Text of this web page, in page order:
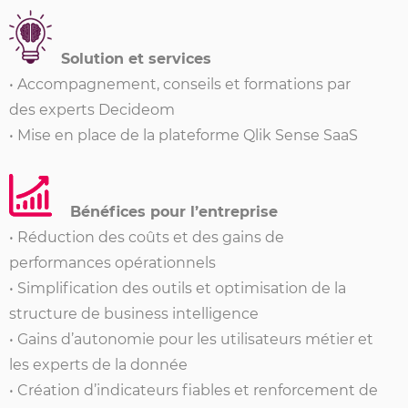
Solution et services
• Accompagnement, conseils et formations par
des experts Decideom
• Mise en place de la plateforme Qlik Sense SaaS
Bénéfices pour l’entreprise
• Réduction des coûts et des gains de
performances opérationnels
• Simplification des outils et optimisation de la
structure de business intelligence
• Gains d’autonomie pour les utilisateurs métier et
les experts de la donnée
• Création d’indicateurs fiables et renforcement de